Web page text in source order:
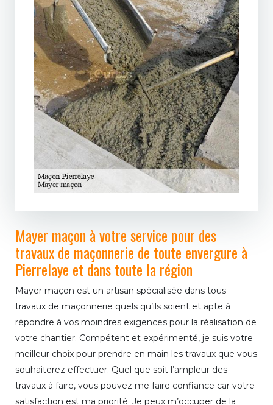
Mayer maçon à votre service pour des
travaux de maçonnerie de toute envergure à
Pierrelaye et dans toute la région
Mayer maçon est un artisan spécialisée dans tous
travaux de maçonnerie quels qu’ils soient et apte à
répondre à vos moindres exigences pour la réalisation de
votre chantier. Compétent et expérimenté, je suis votre
meilleur choix pour prendre en main les travaux que vous
souhaiterez effectuer. Quel que soit l’ampleur des
travaux à faire, vous pouvez me faire confiance car votre
satisfaction est ma priorité. Je peux m’occuper de la